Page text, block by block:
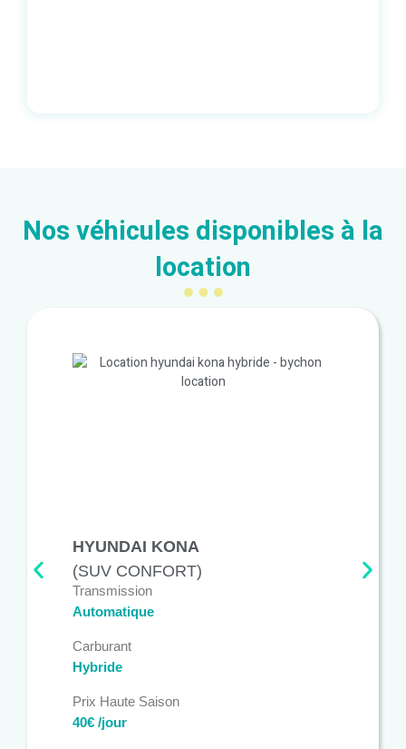
Nos véhicules disponibles à la
location
HYUNDAI KONA
(SUV CONFORT)
Transmission
Automatique
Carburant
Hybride
Prix Haute Saison
40€ /jour